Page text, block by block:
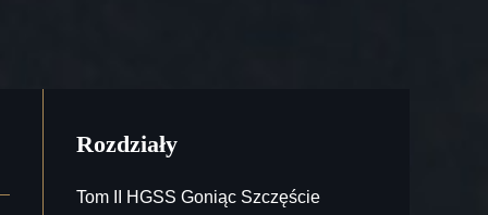
Rozdziały
Tom II HGSS Goniąc Szczęście